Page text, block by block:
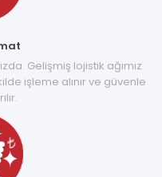
Gelişmiş lojistik ağımız
işleme alınır ve güvenle